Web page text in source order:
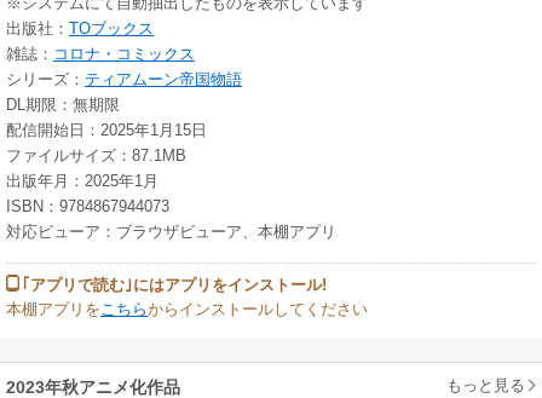
出版社： TOブックス
雑誌： コロナ・コミックス
シリーズ： ティアムーン帝国物語
DL期限：無期限
配信開始日：2025年1月15日
ファイルサイズ：87.1MB
出版年月：2025年1月
ISBN：9784867944073
対応ビューア：ブラウザビューア、本棚アプリ
｢アプリで読む｣にはアプリをインストール!
本棚アプリを こちらからインストールしてください
2023年秋アニメ化作品 もっと見る